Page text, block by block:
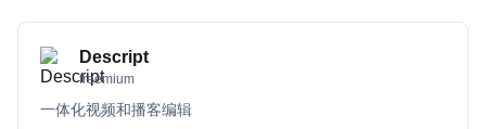
Descript
freemium
一体化视频和播客编辑